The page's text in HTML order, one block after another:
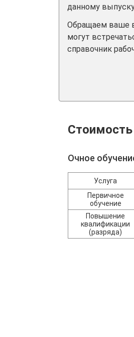
данному
Обращаем ваше
могут
справочник
Очное
Услуга
Первичное
обучение
Повышение
квалификации
(разряда)